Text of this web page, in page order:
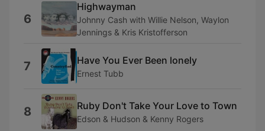
6
Highwayman
Johnny Cash with Willie Nelson, Waylon
Jennings & Kris Kristofferson
7 Have You Ever Been lonely
Ernest Tubb
8 Ruby Don't Take Your Love to Town
Edson & Hudson & Kenny Rogers